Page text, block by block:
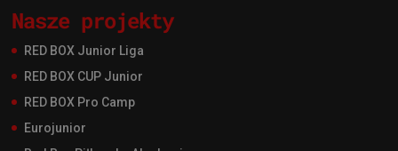
Nasze projekty
RED BOX Junior Liga
RED BOX CUP Junior
RED BOX Pro Camp
Eurojunior